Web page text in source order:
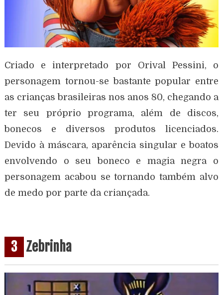
Criado e interpretado por Orival Pessini, o
personagem tornou-se bastante popular entre
as crianças brasileiras nos anos 80, chegando a
ter seu próprio programa, além de discos,
bonecos e diversos produtos licenciados.
Devido à máscara, aparência singular e boatos
envolvendo o seu boneco e magia negra o
personagem acabou se tornando também alvo
de medo por parte da criançada.
3 Zebrinha